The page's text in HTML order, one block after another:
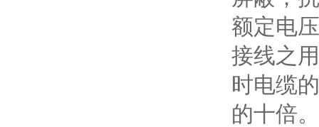
额定电
接线之
时电缆
的十倍